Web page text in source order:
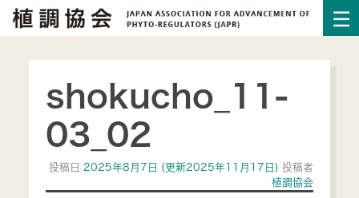
shokucho_11-
03_02
投稿日 2025年8月7日 (更新2025年11月17日)投稿者
植調協会